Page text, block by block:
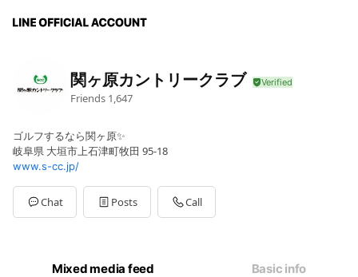
関ヶ原カントリークラブ
Friends 1,647
ゴルフするなら関ヶ原✨
岐阜県 大垣市上石津町牧田 95-18
www.s-cc.jp/
Chat Posts Call
Mixed media feed Basic info